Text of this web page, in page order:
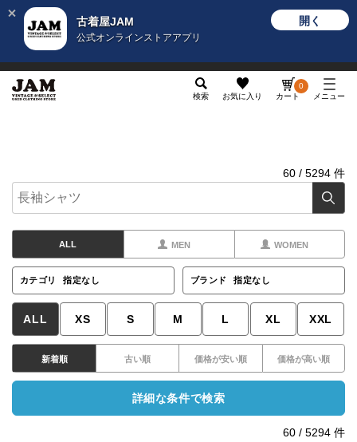
古着屋JAM
公式オンラインストアアプリ
開く
検索 お気に入り カート
0
メニュー
60 / 5294 件
ALL MEN WOMEN
カテゴリ 指定なし ブランド 指定なし
ALL XS S M L XL XXL
新着順 古い順 価格が安い順 価格が高い順
詳細な条件で検索
60 / 5294 件